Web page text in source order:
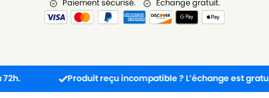
Paiement sécurisé. Échange gratuit.
Produit reçu incompatible ? L’échange est gratuit !